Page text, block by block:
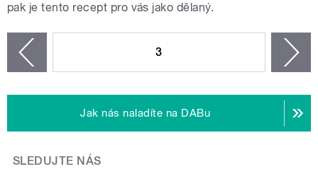
pak je tento recept pro vás jako dělaný.
3
Jak nás naladíte na DABu
SLEDUJTE NÁS